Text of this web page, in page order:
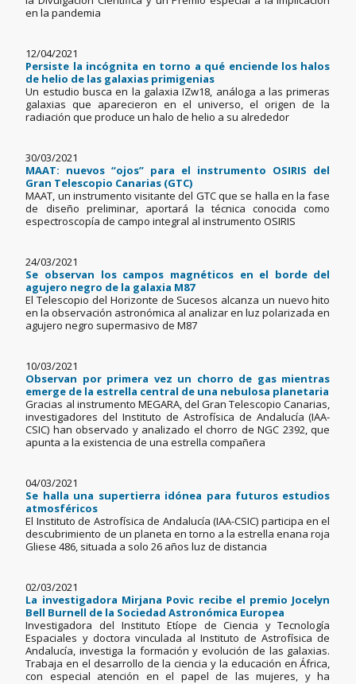
en la pandemia
12/04/2021
Persiste la incógnita en torno a qué enciende los halos
de helio de las galaxias primigenias
Un estudio busca en la galaxia IZw18, análoga a las primeras
galaxias que aparecieron en el universo, el origen de la
radiación que produce un halo de helio a su alrededor
30/03/2021
MAAT: nuevos “ojos” para el instrumento OSIRIS del
Gran Telescopio Canarias (GTC)
MAAT, un instrumento visitante del GTC que se halla en la fase
de diseño preliminar, aportará la técnica conocida como
espectroscopía de campo integral al instrumento OSIRIS
24/03/2021
Se observan los campos magnéticos en el borde del
agujero negro de la galaxia M87
El Telescopio del Horizonte de Sucesos alcanza un nuevo hito
en la observación astronómica al analizar en luz polarizada en
agujero negro supermasivo de M87
10/03/2021
Observan por primera vez un chorro de gas mientras
emerge de la estrella central de una nebulosa planetaria
Gracias al instrumento MEGARA, del Gran Telescopio Canarias,
investigadores del Instituto de Astrofísica de Andalucía (IAA-
CSIC) han observado y analizado el chorro de NGC 2392, que
apunta a la existencia de una estrella compañera
04/03/2021
Se halla una supertierra idónea para futuros estudios
atmosféricos
El Instituto de Astrofísica de Andalucía (IAA-CSIC) participa en el
descubrimiento de un planeta en torno a la estrella enana roja
Gliese 486, situada a solo 26 años luz de distancia
02/03/2021
La investigadora Mirjana Povic recibe el premio Jocelyn
Bell Burnell de la Sociedad Astronómica Europea
Investigadora del Instituto Etíope de Ciencia y Tecnología
Espaciales y doctora vinculada al Instituto de Astrofísica de
Andalucía, investiga la formación y evolución de las galaxias.
Trabaja en el desarrollo de la ciencia y la educación en África,
con especial atención en el papel de las mujeres, y ha